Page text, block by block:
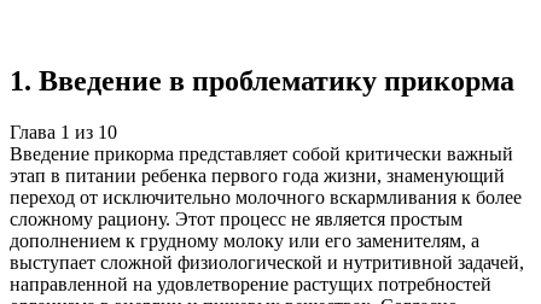
1. Введение в проблематику прикорма
Глава 1 из 10
Введение прикорма представляет собой критически важный
этап в питании ребенка первого года жизни, знаменующий
переход от исключительно молочного вскармливания к более
сложному рациону. Этот процесс не является простым
дополнением к грудному молоку или его заменителям, а
выступает сложной физиологической и нутритивной задачей,
направленной на удовлетворение растущих потребностей